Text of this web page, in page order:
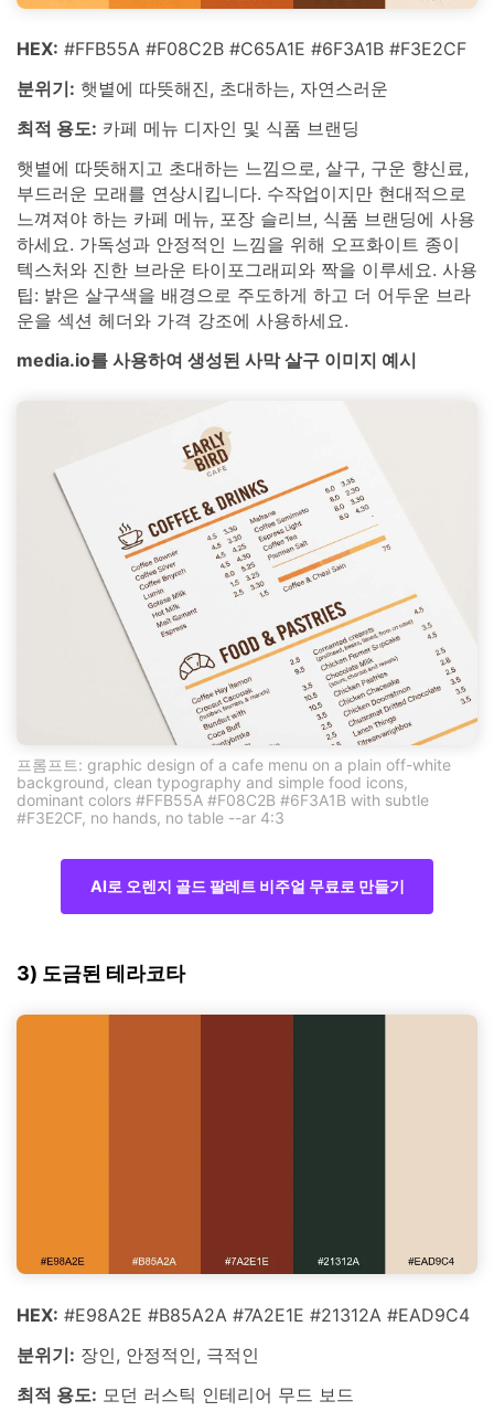
HEX: #FFB55A #F08C2B #C65A1E #6F3A1B #F3E2CF
분위기: 햇볕에 따뜻해진, 초대하는, 자연스러운
최적 용도: 카페 메뉴 디자인 및 식품 브랜딩
햇볕에 따뜻해지고 초대하는 느낌으로, 살구, 구운 향신료,
부드러운 모래를 연상시킵니다. 수작업이지만 현대적으로
느껴져야 하는 카페 메뉴, 포장 슬리브, 식품 브랜딩에 사용
하세요. 가독성과 안정적인 느낌을 위해 오프화이트 종이
텍스처와 진한 브라운 타이포그래피와 짝을 이루세요. 사용
팁: 밝은 살구색을 배경으로 주도하게 하고 더 어두운 브라
운을 섹션 헤더와 가격 강조에 사용하세요.
media.io를 사용하여 생성된 사막 살구 이미지 예시
프롬프트: graphic design of a cafe menu on a plain off-white
background, clean typography and simple food icons,
dominant colors #FFB55A #F08C2B #6F3A1B with subtle
#F3E2CF, no hands, no table --ar 4:3
AI로 오렌지 골드 팔레트 비주얼 무료로 만들기
3) 도금된 테라코타
HEX: #E98A2E #B85A2A #7A2E1E #21312A #EAD9C4
분위기: 장인, 안정적인, 극적인
최적 용도: 모던 러스틱 인테리어 무드 보드